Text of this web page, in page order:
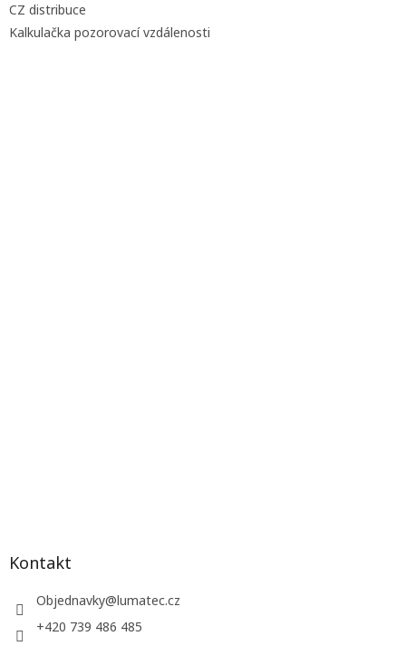
CZ distribuce
Kalkulačka pozorovací vzdálenosti
Kontakt
Objednavky@lumatec.cz
+420 739 486 485